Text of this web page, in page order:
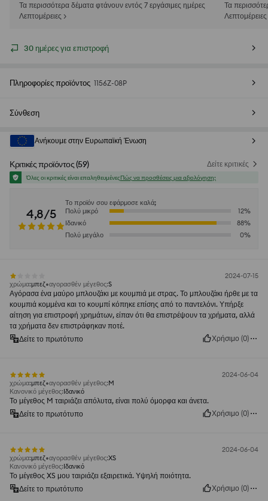
Τα περισσότερα δέματα φτάνουν εντός 7 εργάσιμες ημέρες
Λεπτομέρειες >
Τα
Λεπτομέρειες
30 ημέρες για επιστροφή
Πληροφορίες προϊόντος 1156Z-08P
Σύνθεση
Ανήκουμε στην Ευρωπαϊκή Ένωση
Κριτικές προϊόντος(59) Δείτε κριτικές
Όλες οι κριτικές είναι επαληθευμένεςΠώς να προσθέσεις μια αξιολόγηση;
4,8/5
Το προϊόν σου εφάρμοσε καλά;
Πολύ μικρό
12%
Ιδανικό
88%
Πολύ μεγάλο
0%
2024-07-15
χρώμα:μπεζ αγορασθέν μέγεθος:S
Αγόρασα ένα μαύρο μπλουζάκι με κουμπιά με στρας. Το μπλουζάκι ήρθε με τα
κουμπιά κομμένα και το κουμπί κόπηκε επίσης από το παντελόνι. Υπήρξε
αίτηση για επιστροφή χρημάτων, είπαν ότι θα επιστρέψουν τα χρήματα, αλλά
τα χρήματα δεν επιστράφηκαν ποτέ.
Δείτε το πρωτότυπο
Χρήσιμο (0)
2024-06-04
χρώμα:μπεζ αγορασθέν μέγεθος:M
Κανονικό μέγεθος:Ιδανικό
Το μέγεθος M ταιριάζει απόλυτα, είναι πολύ όμορφα και άνετα.
Δείτε το πρωτότυπο
Χρήσιμο (0)
2024-06-04
χρώμα:μπεζ αγορασθέν μέγεθος:XS
Κανονικό μέγεθος:Ιδανικό
Το μέγεθος XS μου ταιριάζει εξαιρετικά. Υψηλή ποιότητα.
Δείτε το πρωτότυπο
Χρήσιμο (0)